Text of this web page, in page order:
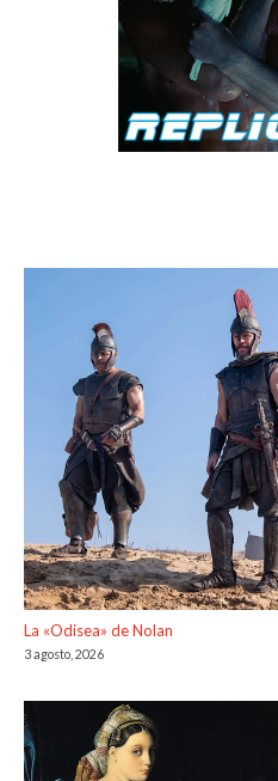
La «Odisea» de Nolan
3 agosto, 2026